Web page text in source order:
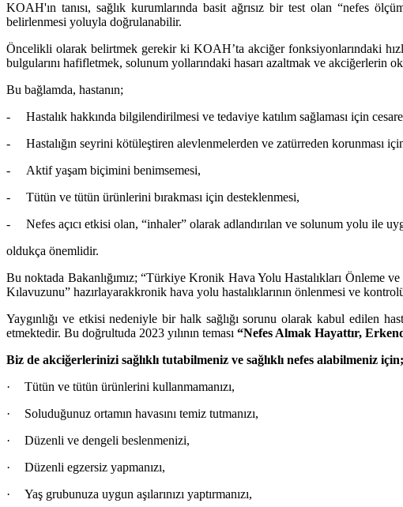
KOAH'ın tanısı, sağlık kurumlarında basit ağrısız bir test olan “nefes
belirlenmesi yoluyla doğrulanabilir.
Öncelikli olarak belirtmek gerekir ki KOAH’ta akciğer fonksiyonlarındaki hızlı
bulgularını hafifletmek, solunum yollarındaki hasarı azaltmak ve akciğerlerin
Bu bağlamda, hastanın;
-
Hastalık hakkında bilgilendirilmesi ve tedaviye katılım sağlaması için
-
Hastalığın seyrini kötüleştiren alevlenmelerden ve zatürreden korunması için
-
Aktif yaşam biçimini benimsemesi,
-
Tütün ve tütün ürünlerini bırakması için desteklenmesi,
-
Nefes açıcı etkisi olan, “inhaler” olarak adlandırılan ve solunum yolu ile
oldukça önemlidir.
Bu noktada Bakanlığımız; “Türkiye Kronik Hava Yolu Hastalıkları Önleme
Kılavuzunu” hazırlayarakkronik hava yolu hastalıklarının önlenmesi ve
Yaygınlığı ve etkisi nedeniyle bir halk sağlığı sorunu olarak kabul edilen
etmektedir. Bu doğrultuda 2023 yılının teması “Nefes Almak Hayattır,
Biz de akciğerlerinizi sağlıklı tutabilmeniz ve sağlıklı nefes alabilmeniz için;
·
Tütün ve tütün ürünlerini kullanmamanızı,
·
Soluduğunuz ortamın havasını temiz tutmanızı,
·
Düzenli ve dengeli beslenmenizi,
·
Düzenli egzersiz yapmanızı,
·
Yaş grubunuza uygun aşılarınızı yaptırmanızı,